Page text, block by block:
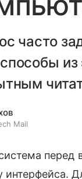
часто
из
Mail
интерфейса.